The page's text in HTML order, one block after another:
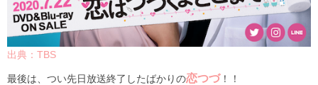
出典：TBS
最後は、つい先日放送終了したばかりの恋つづ！！